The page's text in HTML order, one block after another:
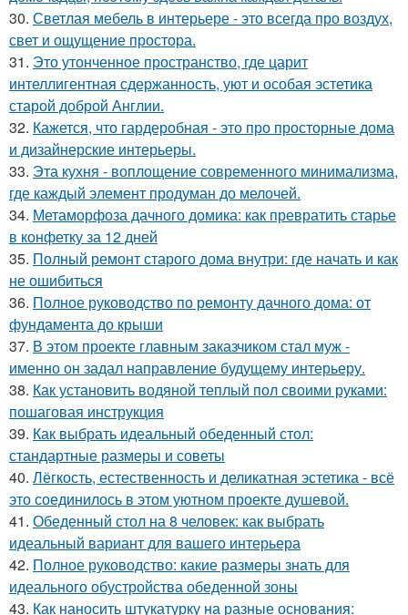
30. Светлая мебель в интерьере - это всегда про воздух,
свет и ощущение простора.
31. Это утонченное пространство, где царит
интеллигентная сдержанность, уют и особая эстетика
старой доброй Англии.
32. Кажется, что гардеробная - это про просторные дома
и дизайнерские интерьеры.
33. Эта кухня - воплощение современного минимализма,
где каждый элемент продуман до мелочей.
34. Метаморфоза дачного домика: как превратить старье
в конфетку за 12 дней
35. Полный ремонт старого дома внутри: где начать и как
не ошибиться
36. Полное руководство по ремонту дачного дома: от
фундамента до крыши
37. В этом проекте главным заказчиком стал муж -
именно он задал направление будущему интерьеру.
38. Как установить водяной теплый пол своими руками:
пошаговая инструкция
39. Как выбрать идеальный обеденный стол:
стандартные размеры и советы
40. Лёгкость, естественность и деликатная эстетика - всё
это соединилось в этом уютном проекте душевой.
41. Обеденный стол на 8 человек: как выбрать
идеальный вариант для вашего интерьера
42. Полное руководство: какие размеры знать для
идеального обустройства обеденной зоны
43. Как наносить штукатурку на разные основания: